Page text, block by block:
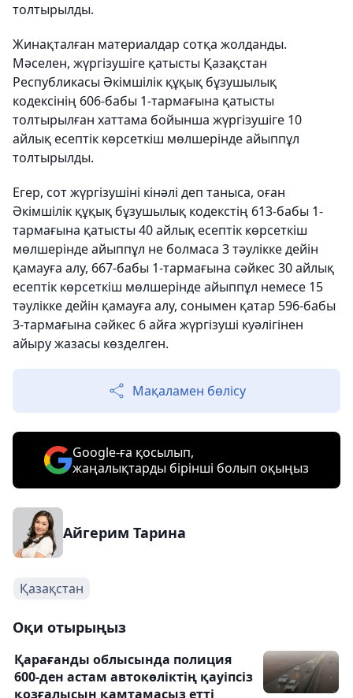
толтырылды.
Жинақталған материалдар сотқа жолданды.
Мәселен, жүргізушіге қатысты Қазақстан
Республикасы Әкімшілік құқық бұзушылық
кодексінің 606-бабы 1-тармағына қатысты
толтырылған хаттама бойынша жүргізушіге 10
айлық есептік көрсеткіш мөлшерінде айыппұл
толтырылды.
Егер, сот жүргізушіні кінәлі деп таныса, оған
Әкімшілік құқық бұзушылық кодекстің 613-бабы 1-
тармағына қатысты 40 айлық есептік көрсеткіш
мөлшерінде айыппұл не болмаса 3 тәулікке дейін
қамауға алу, 667-бабы 1-тармағына сәйкес 30 айлық
есептік көрсеткіш мөлшерінде айыппұл немесе 15
тәулікке дейін қамауға алу, сонымен қатар 596-бабы
3-тармағына сәйкес 6 айға жүргізуші куәлігінен
айыру жазасы көзделген.
Мақаламен бөлісу
Google-ға қосылып,
жаңалықтарды бірінші болып оқыңыз
Айгерим Тарина
Қазақстан
Оқи отырыңыз
Қарағанды облысында полиция
600-ден астам автокөліктің қауіпсіз
қозғалысын қамтамасыз етті